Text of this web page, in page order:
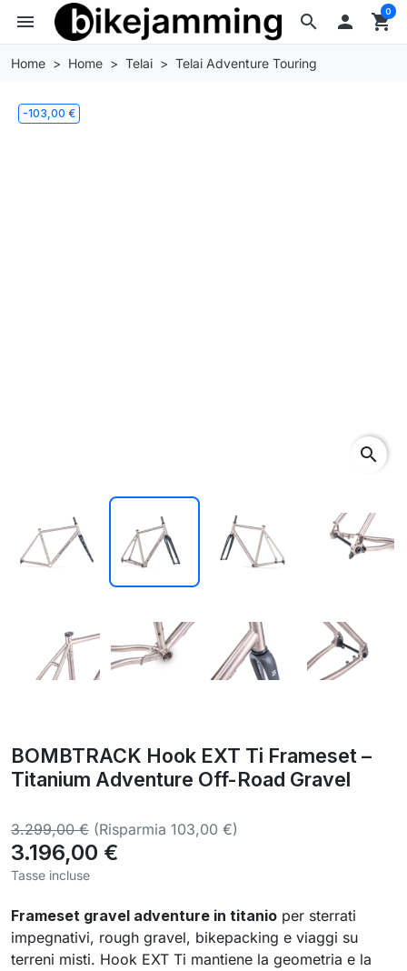
search
menu  shopping_cart
0
Home Home Telai Telai Adventure Touring
-103,00 €
search
BOMBTRACK Hook EXT Ti Frameset –
Titanium Adventure Off-Road Gravel
3.299,00 € (Risparmia 103,00 €)
3.196,00 €
Tasse incluse
Frameset gravel adventure in titanio per sterrati
impegnativi, rough gravel, bikepacking e viaggi su
terreni misti. Hook EXT Ti mantiene la geometria e la